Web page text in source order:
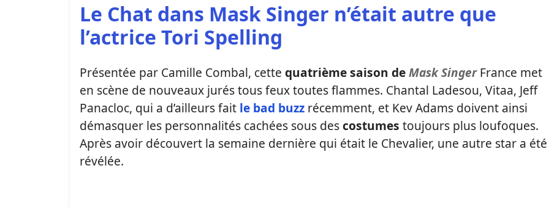
Le Chat dans Mask Singer n’était autre que
l’actrice Tori Spelling
Présentée par Camille Combal, cette quatrième saison deMask SingerFrance met
en scène de nouveaux jurés tous feux toutes flammes. Chantal Ladesou, Vitaa, Jeff
Panacloc, qui a d’ailleurs fait le bad buzz récemment, et Kev Adams doivent ainsi
démasquer les personnalités cachées sous descostumes toujours plus loufoques.
Après avoir découvert la semaine dernière qui était le Chevalier, une autre star a été
révélée.